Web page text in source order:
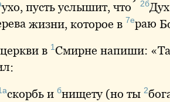
ухо, пусть услышит, что́ 2бДух
жизни, которое в 7ераю
в 1Смирне напиши:
:
скорбь и бнищету(но ты 2